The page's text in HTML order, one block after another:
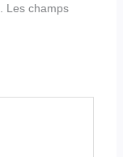
Les champs